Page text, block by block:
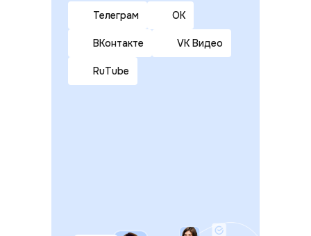
Телеграм ОК
ВКонтакте VK Видео
RuTube